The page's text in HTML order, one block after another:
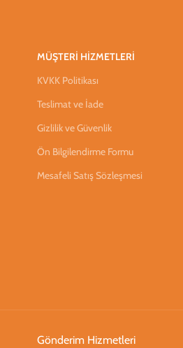
MÜŞTERİ HİZMETLERİ
KVKK Politikası
Teslimat ve İade
Gizlilik ve Güvenlik
Ön Bilgilendirme Formu
Mesafeli Satış Sözleşmesi
Gönderim Hizmetleri